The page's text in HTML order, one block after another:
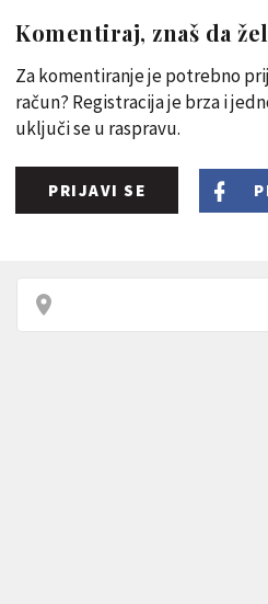
Komentiraj, znaš da
Za komentiranje je potrebno
račun? Registracija je brza i
uključi se u raspravu.
PRIJAVI SE